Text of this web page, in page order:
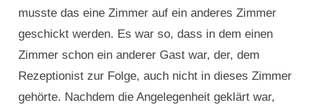
musste das eine Zimmer auf ein anderes Zimmer
geschickt werden. Es war so, dass in dem einen
Zimmer schon ein anderer Gast war, der, dem
Rezeptionist zur Folge, auch nicht in dieses Zimmer
gehörte. Nachdem die Angelegenheit geklärt war,